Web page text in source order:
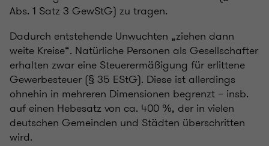
Abs. 1 Satz 3 GewStG) zu tragen.
Dadurch entstehende Unwuchten „ziehen dann
weite Kreise“. Natürliche Personen als Gesellschafter
erhalten zwar eine Steuerermäßigung für erlittene
Gewerbesteuer (§ 35 EStG). Diese ist allerdings
ohnehin in mehreren Dimensionen begrenzt – insb.
auf einen Hebesatz von ca. 400 %, der in vielen
deutschen Gemeinden und Städten überschritten
wird.